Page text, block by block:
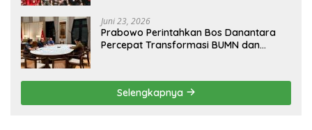
Juni 23, 2026
Prabowo Perintahkan Bos Danantara
Percepat Transformasi BUMN dan
Selengkapnya